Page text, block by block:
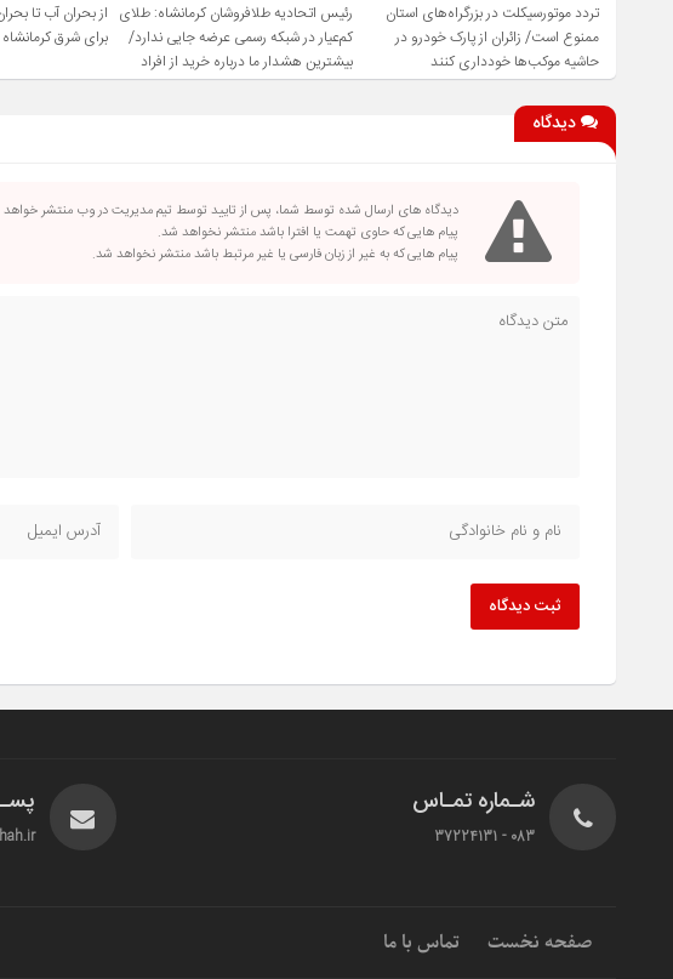
تردد موتورسیکلت در بزرگراه‌های استان
ممنوع است/ زائران از پارک خودرو در
حاشیه موکب‌ها خودداری کنند
رئیس اتحادیه طلافروشان کرمانشاه: طلای
کم‌عیار در شبکه رسمی عرضه جایی ندارد/
بیشترین هشدار ما درباره خرید از افراد
فاقد صلاحیت است
از بحران آب تا
برای شرق کرمانشاه
دیدگاه
دیدگاه های ارسال شده توسط شما، پس از تایید توسط تیم مدیریت در وب منتشر
پیام هایی که حاوی تهمت یا افترا باشد منتشر نخواهد شد.
پیام هایی که به غیر از زبان فارسی یا غیر مرتبط باشد منتشر نخواهد شد.
ثبت دیدگاه
شـماره تمـاس
083 - 37224131
صفحه نخست تماس با ما